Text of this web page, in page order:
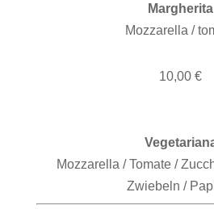
Margherita
Mozzarella /
10,00 €
Mozzarella / Tomate /
Zwiebeln /